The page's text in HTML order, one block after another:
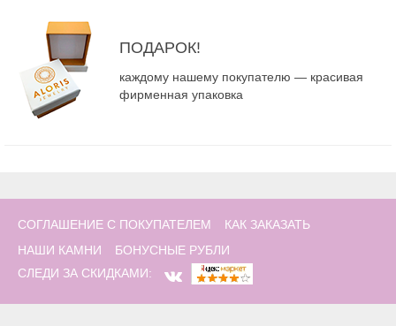
ПОДАРОК!
каждому нашему покупателю — красивая
фирменная упаковка
СОГЛАШЕНИЕ С ПОКУПАТЕЛЕМ
КАК ЗАКАЗАТЬ
НАШИ КАМНИ
БОНУСНЫЕ РУБЛИ
СЛЕДИ ЗА СКИДКАМИ: